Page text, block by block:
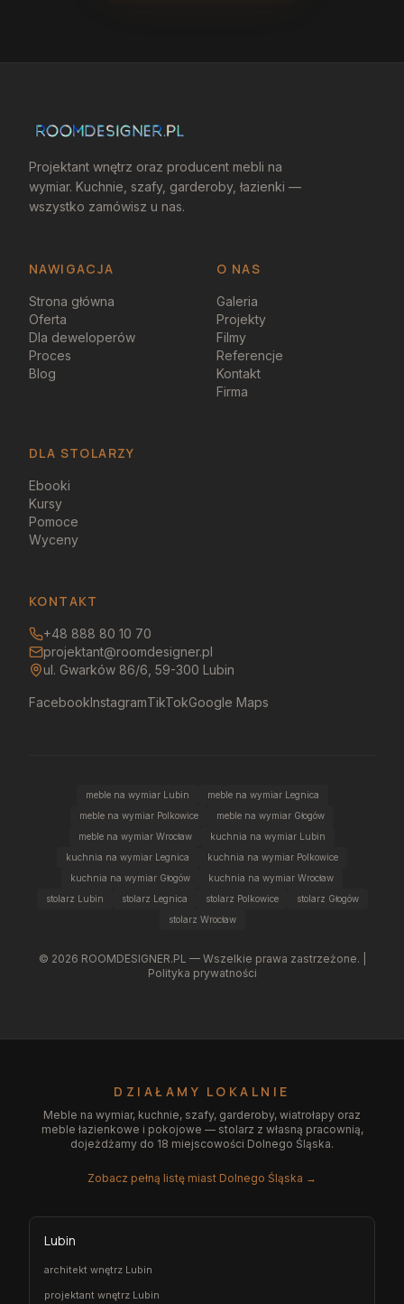
Projektant wnętrz oraz producent mebli na
wymiar. Kuchnie, szafy, garderoby, łazienki —
wszystko zamówisz u nas.
NAWIGACJA O NAS
Strona główna
Oferta
Dla deweloperów
Proces
Blog
Galeria
Projekty
Filmy
Referencje
Kontakt
Firma
DLA STOLARZY
Ebooki
Kursy
Pomoce
Wyceny
KONTAKT
+48 888 80 10 70
projektant@roomdesigner.pl
ul. Gwarków 86/6, 59-300 Lubin
FacebookInstagramTikTokGoogle Maps
meble na wymiar Lubin
meble na wymiar Legnica
meble na wymiar Polkowice
meble na wymiar Głogów
meble na wymiar Wrocław
kuchnia na wymiar Lubin
kuchnia na wymiar Legnica
kuchnia na wymiar Polkowice
kuchnia na wymiar Głogów
kuchnia na wymiar Wrocław
stolarz Lubin
stolarz Legnica stolarz Polkowice
stolarz Głogów
stolarz Wrocław
© 2026 ROOMDESIGNER.PL — Wszelkie prawa zastrzeżone. |
Polityka prywatności
DZIAŁAMY LOKALNIE
Meble na wymiar, kuchnie, szafy, garderoby, wiatrołapy oraz
meble łazienkowe i pokojowe — stolarz z własną pracownią,
dojeżdżamy do 18 miejscowości Dolnego Śląska.
Zobacz pełną listę miast Dolnego Śląska →
Lubin
architekt wnętrz Lubin
projektant wnętrz Lubin